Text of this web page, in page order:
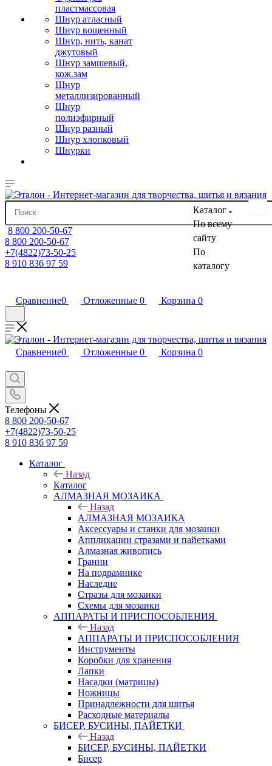
пластмассовая
Шнур атласный
Шнур вощенный
Шнур, нить, канат
джутовый
Шнур замшевый,
кож.зам
Шнур
металлизированный
Шнур
полиэфирный
Шнур разный
Шнур хлопковый
Шнурки
Каталог
По всему
сайту
По
каталогу
8 800 200-50-67
8 800 200-50-67
+7(4822)73-50-25
8 910 836 97 59
Сравнение0 Отложенные 0 Корзина 0
Сравнение0 Отложенные 0 Корзина 0
Телефоны
8 800 200-50-67
+7(4822)73-50-25
8 910 836 97 59
Каталог
Назад
Каталог
АЛМАЗНАЯ МОЗАИКА
Назад
АЛМАЗНАЯ МОЗАИКА
Аксессуары и станки для мозаики
Аппликации стразами и пайетками
Алмазная живопись
Гранни
На подрамнике
Наследие
Стразы для мозаики
Схемы для мозаики
АППАРАТЫ И ПРИСПОСОБЛЕНИЯ
Назад
АППАРАТЫ И ПРИСПОСОБЛЕНИЯ
Инструменты
Коробки для хранения
Лапки
Насадки (матрицы)
Ножницы
Принадлежности для шитья
Расходные материалы
БИСЕР, БУСИНЫ, ПАЙЕТКИ
Назад
БИСЕР, БУСИНЫ, ПАЙЕТКИ
Бисер